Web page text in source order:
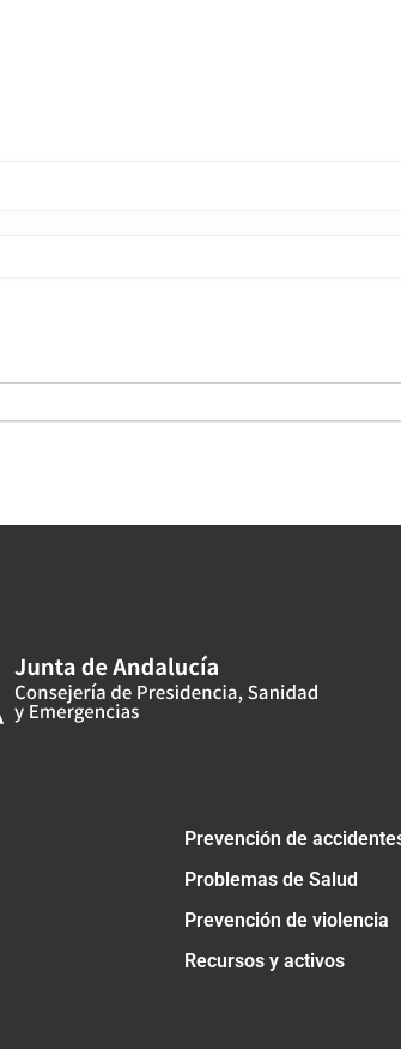
Prevención de
Problemas de Salud
Prevención de violencia
Recursos y activos